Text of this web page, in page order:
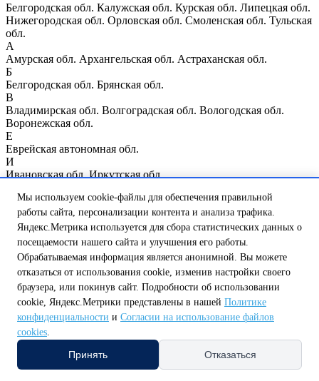
Белгородская обл. Калужская обл. Курская обл. Липецкая обл.
Нижегородская обл. Орловская обл. Смоленская обл. Тульская
обл.
А
Амурская обл. Архангельская обл. Астраханская обл.
Б
Белгородская обл. Брянская обл.
В
Владимирская обл. Волгоградская обл. Вологодская обл.
Воронежская обл.
Е
Еврейская автономная обл.
И
Ивановская обл. Иркутская обл.
Казань Калининградская обл. Калужская обл. Кемеровская
обл. Кировская обл. Костромская обл. Курганская обл.
Курская обл.
Ленинградская обл.
Липецкая обл.
Магаданская обл. Москва Москва и Московская обл.
Мурманская обл.
Нижегородская обл. Нижний Новгород Новгородская обл.
Новосибирская обл.
Оренбургская обл.
Орловская обл.
Мы используем cookie-файлы для обеспечения правильной
работы сайта, персонализации контента и анализа трафика.
Яндекс.Метрика используется для сбора статистических данных о
посещаемости нашего сайта и улучшения его работы.
Обрабатываемая информация является анонимной. Вы можете
отказаться от использования cookie, изменив настройки своего
браузера, или покинув сайт. Подробности об использовании
cookie, Яндекс.Метрики представлены в нашей Политике
конфиденциальности и Согласии на использование файлов
cookies.
Принять Отказаться